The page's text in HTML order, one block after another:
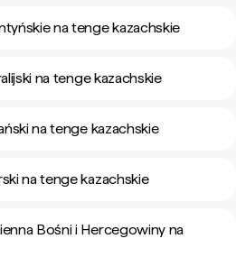
na tenge kazachskie
na tenge kazachskie
na tenge kazachskie
na tenge kazachskie
Bośni i Hercegowiny na